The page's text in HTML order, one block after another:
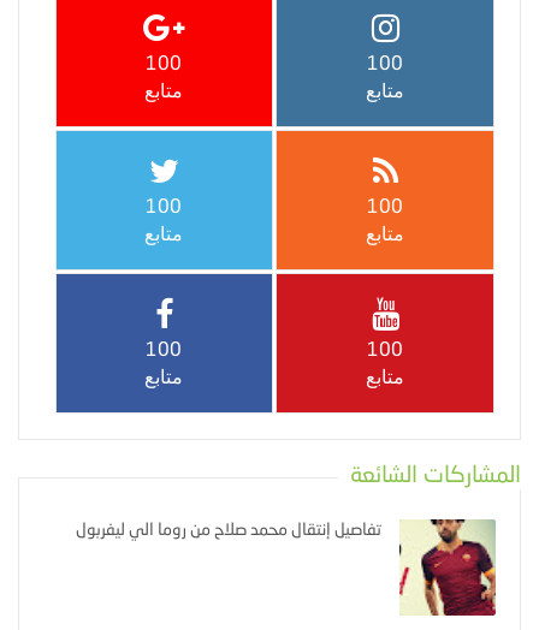
100
متابع
100
متابع
100
متابع
100
متابع
100
متابع
100
متابع
المشاركات الشائعة
تفاصيل إنتقال محمد صلاح من روما الي ليفربول